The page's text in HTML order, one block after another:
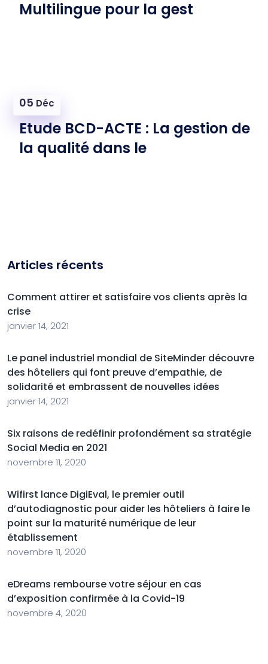
Multilingue pour la gest
05 Déc
Etude BCD-ACTE : La gestion de
la qualité dans le
Articles récents
Comment attirer et satisfaire vos clients après la
crise
janvier 14, 2021
Le panel industriel mondial de SiteMinder découvre
des hôteliers qui font preuve d’empathie, de
solidarité et embrassent de nouvelles idées
janvier 14, 2021
Six raisons de redéfinir profondément sa stratégie
Social Media en 2021
novembre 11, 2020
Wifirst lance DigiEval, le premier outil
d’autodiagnostic pour aider les hôteliers à faire le
point sur la maturité numérique de leur
établissement
novembre 11, 2020
eDreams rembourse votre séjour en cas
d’exposition confirmée à la Covid-19
novembre 4, 2020